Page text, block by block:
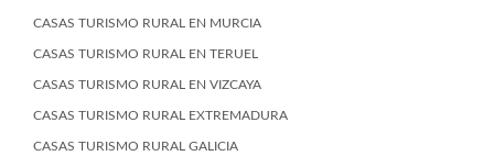
CASAS TURISMO RURAL EN MURCIA
CASAS TURISMO RURAL EN TERUEL
CASAS TURISMO RURAL EN VIZCAYA
CASAS TURISMO RURAL EXTREMADURA
CASAS TURISMO RURAL GALICIA